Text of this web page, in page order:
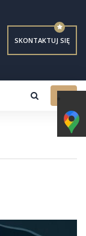
SKONTAKTUJ SIĘ